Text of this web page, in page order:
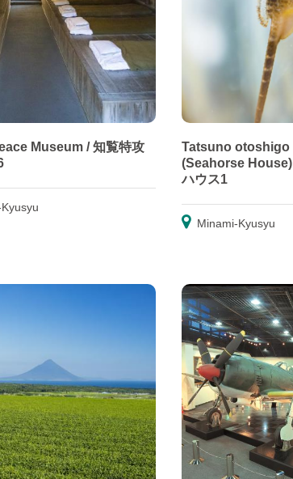
Museum / 知覧特攻
Tatsuno otoshigo
(Seahorse
ハウス1
Minami-Kyusyu